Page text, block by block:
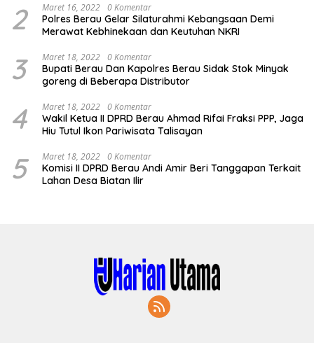
2 Maret 16, 2022 0 Komentar
Polres Berau Gelar Silaturahmi Kebangsaan Demi
Merawat Kebhinekaan dan Keutuhan NKRI
3 Maret 18, 2022 0 Komentar
Bupati Berau Dan Kapolres Berau Sidak Stok Minyak
goreng di Beberapa Distributor
4 Maret 18, 2022 0 Komentar
Wakil Ketua II DPRD Berau Ahmad Rifai Fraksi PPP, Jaga
Hiu Tutul Ikon Pariwisata Talisayan
5 Maret 18, 2022 0 Komentar
Komisi II DPRD Berau Andi Amir Beri Tanggapan Terkait
Lahan Desa Biatan Ilir